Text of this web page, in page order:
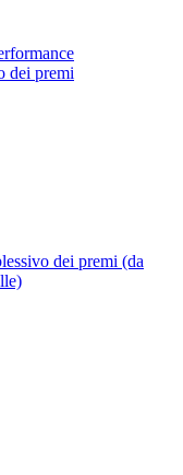
dei premi
dei premi (da